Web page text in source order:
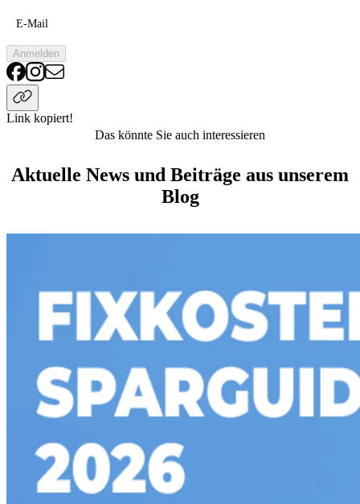
E-Mail
Anmelden
Link kopiert!
Das könnte Sie auch interessieren
Aktuelle News und Beiträge aus unserem
Blog